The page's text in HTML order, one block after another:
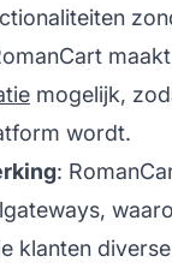
mogelijk,
wordt.
:
klanten